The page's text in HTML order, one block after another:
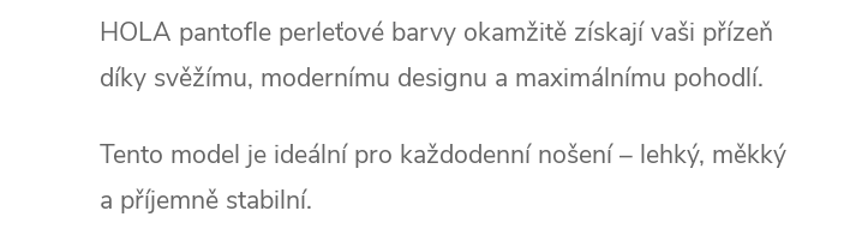
HOLA pantofle perleťové barvy okamžitě získají vaši přízeň
díky svěžímu, modernímu designu a maximálnímu pohodlí.
Tento model je ideální pro každodenní nošení – lehký, měkký
a příjemně stabilní.